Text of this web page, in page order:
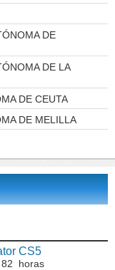
DE
DE LA
DE CEUTA
DE MELILLA
CS5
horas